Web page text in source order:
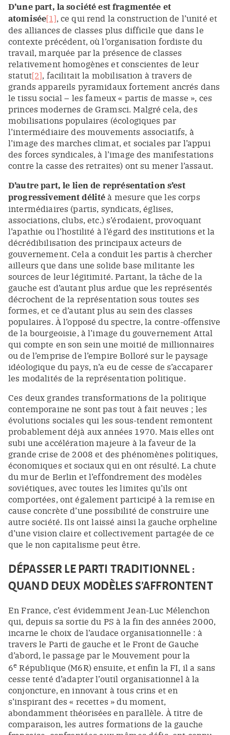
D’une part, la société est fragmentée et
atomisée[1], ce qui rend la construction de l’unité et
des alliances de classes plus difficile que dans le
contexte précédent, où l’organisation fordiste du
travail, marquée par la présence de classes
relativement homogènes et conscientes de leur
statut[2], facilitait la mobilisation à travers de
grands appareils pyramidaux fortement ancrés dans
le tissu social – les fameux « partis de masse », ces
princes modernes de Gramsci. Malgré cela, des
mobilisations populaires (écologiques par
l’intermédiaire des mouvements associatifs, à
l’image des marches climat, et sociales par l’appui
des forces syndicales, à l’image des manifestations
contre la casse des retraites) ont su mener l’assaut.
D’autre part, le lien de représentation s’est
progressivement délitéà mesure que les corps
intermédiaires (partis, syndicats, églises,
associations, clubs, etc.) s’érodaient, provoquant
l’apathie ou l’hostilité à l’égard des institutions et la
décrédibilisation des principaux acteurs de
gouvernement. Cela a conduit les partis à chercher
ailleurs que dans une solide base militante les
sources de leur légitimité. Partant, la tâche de la
gauche est d’autant plus ardue que les représentés
décrochent de la représentation sous toutes ses
formes, et ce d’autant plus au sein des classes
populaires. À l’opposé du spectre, la contre-offensive
de la bourgeoisie, à l’image du gouvernement Attal
qui compte en son sein une moitié de millionnaires
ou de l’emprise de l’empire Bolloré sur le paysage
idéologique du pays, n’a eu de cesse de s’accaparer
les modalités de la représentation politique.
Ces deux grandes transformations de la politique
contemporaine ne sont pas tout à fait neuves ; les
évolutions sociales qui les sous-tendent remontent
probablement déjà aux années 1970. Mais elles ont
subi une accélération majeure à la faveur de la
grande crise de 2008 et des phénomènes politiques,
économiques et sociaux qui en ont résulté. La chute
du mur de Berlin et l’effondrement des modèles
soviétiques, avec toutes les limites qu’ils ont
comportées, ont également participé à la remise en
cause concrète d’une possibilité de construire une
autre société. Ils ont laissé ainsi la gauche orpheline
d’une vision claire et collectivement partagée de ce
que le non capitalisme peut être.
DÉPASSER LE PARTI TRADITIONNEL :
QUAND DEUX MODÈLES S’AFFRONTENT
En France, c’est évidemment Jean-Luc Mélenchon
qui, depuis sa sortie du PS à la fin des années 2000,
incarne le choix de l’audace organisationnelle : à
travers le Parti de gauche et le Front de Gauche
d’abord, le passage par le Mouvement pour la
6e République (M6R) ensuite, et enfin la FI, il a sans
cesse tenté d’adapter l’outil organisationnel à la
conjoncture, en innovant à tous crins et en
s’inspirant des « recettes » du moment,
abondamment théorisées en parallèle. À titre de
comparaison, les autres formations de la gauche